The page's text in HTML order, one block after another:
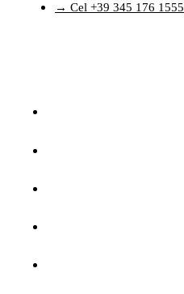
→ Cel +39 345 176 1555